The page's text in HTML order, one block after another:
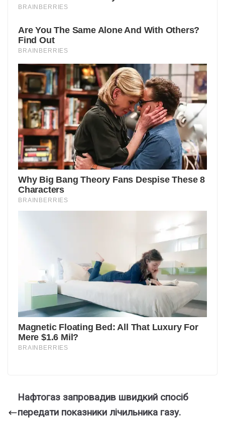
Нафтогаз запpовадив швидкий спосіб
передати показники лічильника газу.